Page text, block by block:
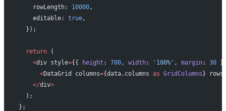
    rowLength:
10000,
    editable:
true,
  });
  return
(
    <
div style={{ height : 700, width: '100%' , margin: 30
      <
DataGrid columns={data.columns as GridColumns} rows
    </
div>
  );
};